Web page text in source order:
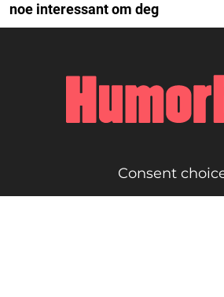
noe interessant om deg
Consent